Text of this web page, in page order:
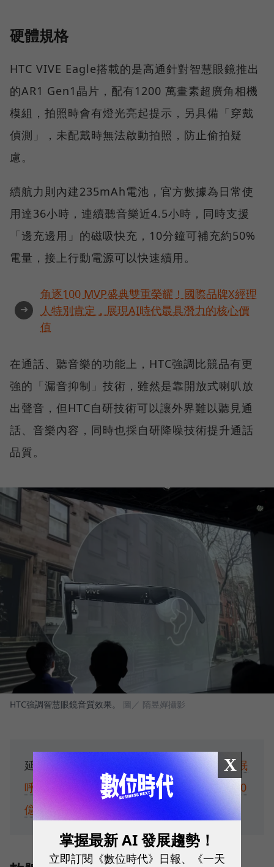
硬體規格
HTC VIVE Eagle搭載的是高通針對智慧眼鏡推出
的AR1 Gen1晶片，配有1200 萬畫素超廣角相機
模組，拍照時會有燈光亮起提示，另具備「穿戴
偵測」，未配戴時無法啟動拍照，防止偷拍疑
慮。
續航力則內建235mAh電池，官方數據為日常使
用達36小時，連續聽音樂近4.5小時，同時支援
「邊充邊用」的磁吸快充，10分鐘可補充約50%
電量，接上行動電源可以快速續用。
➜
角逐100 MVP盛典雙重榮耀！國際品牌X經理
人特別肯定，展現AI時代最具潛力的核心價
值
在通話、聽音樂的功能上，HTC強調比競品有更
強的「漏音抑制」技術，雖然是靠開放式喇叭放
出聲音，但HTC自研技術可以讓外界難以聽見通
話、音樂內容，同時也採自研降噪技術提升通話
品質。
HTC強調智慧眼鏡音質效果。 圖／ 隋昱嬋攝影
延伸閱讀：
台灣終於支援Apple Watch睡眠
呼吸中止通知！獨家專訪蘋果高管：解決10
億人困擾的產品，是怎麼做出來的？
X
掌握最新 AI 發展趨勢！
立即訂閱《數位時代》日報、《一天